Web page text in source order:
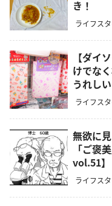
き！
ライフス
【ダイ
けでな
うれし
ライフス
無欲に
「ご褒
vol.51】
ライフス